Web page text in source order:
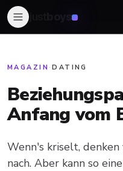
boys
MAGAZIN ·DATING
Anfang vom
Wenn's kriselt,
nach. Aber kann so